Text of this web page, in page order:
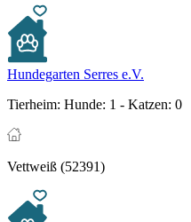
Hundegarten Serres e.V.
Tierheim: Hunde: 1 - Katzen: 0
Vettweiß (52391)